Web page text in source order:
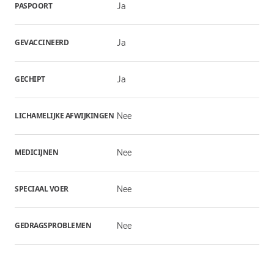
PASPOORT Ja
GEVACCINEERD Ja
GECHIPT Ja
LICHAMELIJKE AFWIJKINGEN Nee
MEDICIJNEN Nee
SPECIAAL VOER Nee
GEDRAGSPROBLEMEN Nee